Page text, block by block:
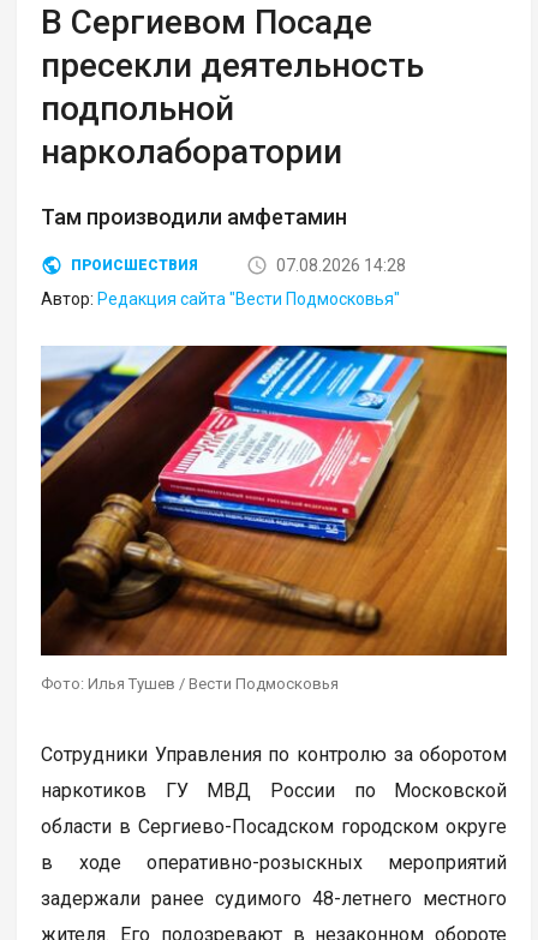
В Сергиевом Посаде
пресекли деятельность
подпольной
нарколаборатории
Там производили амфетамин
ПРОИСШЕСТВИЯ
07.08.2026 14:28
Автор: Редакция сайта "Вести Подмосковья"
Фото: Илья Тушев / Вести Подмосковья
Сотрудники Управления по контролю за оборотом
наркотиков ГУ МВД России по Московской
области в Сергиево-Посадском городском округе
в ходе оперативно-розыскных мероприятий
задержали ранее судимого 48-летнего местного
жителя. Его подозревают в незаконном обороте